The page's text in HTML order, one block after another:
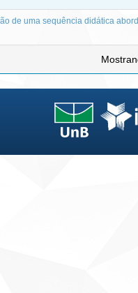
de uma sequência didática